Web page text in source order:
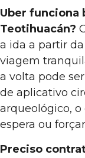
Uber funciona
Teotihuacán?
a ida a partir
viagem
a volta pode
de aplicativo
arqueológico,
espera ou
Preciso